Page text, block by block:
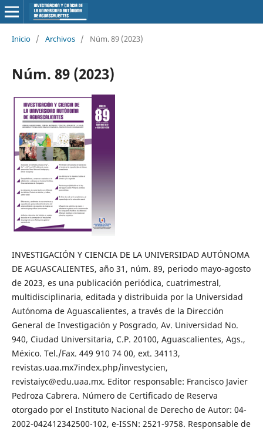
Inicio / Archivos / Núm. 89 (2023)
Núm. 89 (2023)
INVESTIGACIÓN Y CIENCIA DE LA UNIVERSIDAD AUTÓNOMA
DE AGUASCALIENTES, año 31, núm. 89, periodo mayo-agosto
de 2023, es una publicación periódica, cuatrimestral,
multidisciplinaria, editada y distribuida por la Universidad
Autónoma de Aguascalientes, a través de la Dirección
General de Investigación y Posgrado, Av. Universidad No.
940, Ciudad Universitaria, C.P. 20100, Aguascalientes, Ags.,
México. Tel./Fax. 449 910 74 00, ext. 34113,
revistas.uaa.mx7index.php/investycien,
revistaiyc@edu.uaa.mx. Editor responsable: Francisco Javier
Pedroza Cabrera. Número de Certificado de Reserva
otorgado por el Instituto Nacional de Derecho de Autor: 04-
2002-042412342500-102, e-ISSN: 2521-9758. Responsable de